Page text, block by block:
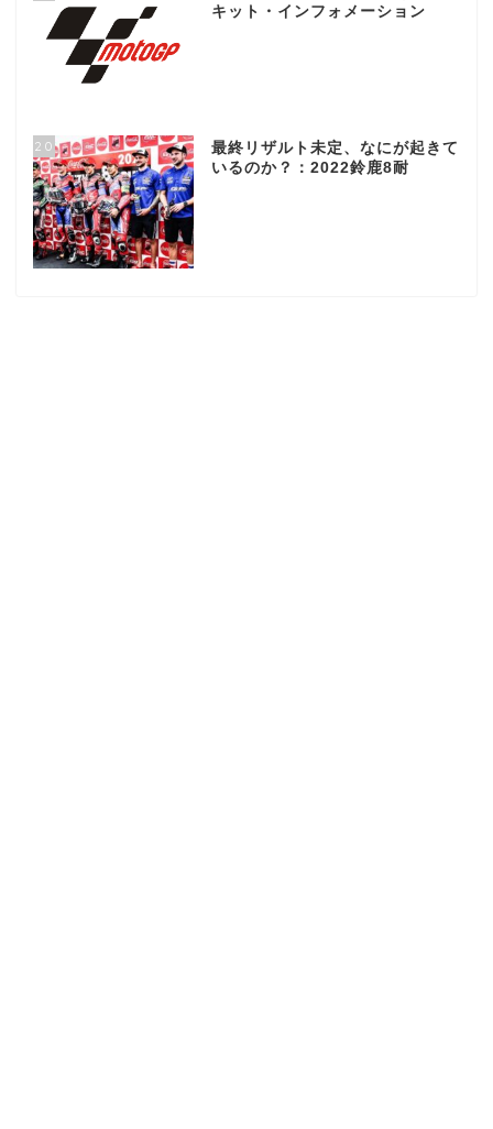
キット・インフォメーション
20
最終リザルト未定、なにが起きて
いるのか？：2022鈴鹿8耐